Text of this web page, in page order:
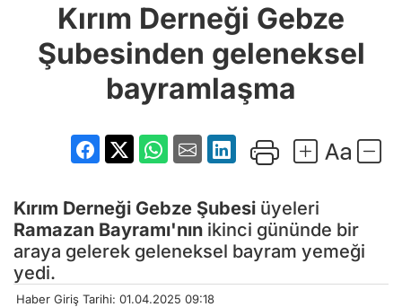
geleneksel
bayramlaşma
Kırım Derneği Gebze
Şubesinden geleneksel
bayramlaşma
Kırım Derneği Gebze Şubesi üyeleri
Ramazan Bayramı'nın ikinci gününde bir
araya gelerek geleneksel bayram yemeği
yedi.
Haber Giriş Tarihi: 01.04.2025 09:18